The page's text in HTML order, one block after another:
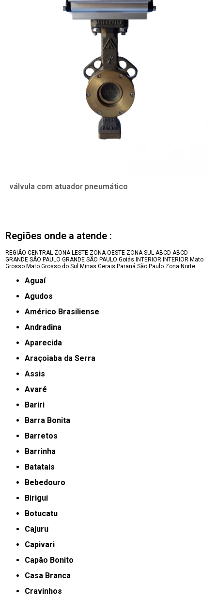
válvula com atuador pneumático
Regiões onde a atende :
REGIÃO CENTRAL ZONA LESTE ZONA OESTE ZONA SUL ABCD ABCD
GRANDE SÃO PAULO GRANDE SÃO PAULO Goiás INTERIOR INTERIOR Mato
Grosso Mato Grosso do Sul Minas Gerais Paraná São Paulo Zona Norte
Aguaí
Agudos
Américo Brasiliense
Andradina
Aparecida
Araçoiaba da Serra
Assis
Avaré
Bariri
Barra Bonita
Barretos
Barrinha
Batatais
Bebedouro
Birigui
Botucatu
Cajuru
Capivari
Capão Bonito
Casa Branca
Cravinhos